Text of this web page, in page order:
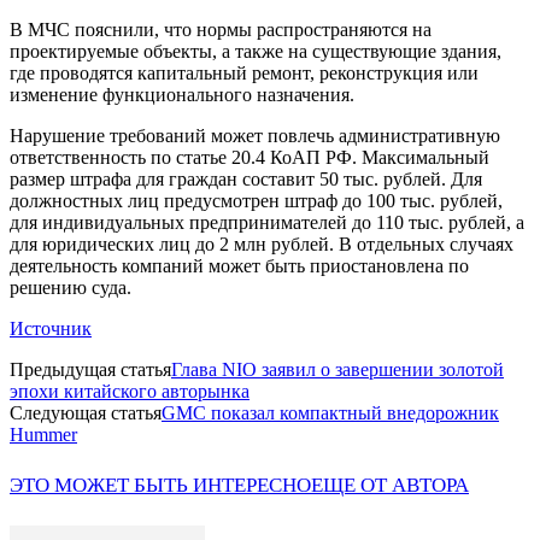
В МЧС пояснили, что нормы распространяются на
проектируемые объекты, а также на существующие здания,
где проводятся капитальный ремонт, реконструкция или
изменение функционального назначения.
Нарушение требований может повлечь административную
ответственность по статье 20.4 КоАП РФ. Максимальный
размер штрафа для граждан составит 50 тыс. рублей. Для
должностных лиц предусмотрен штраф до 100 тыс. рублей,
для индивидуальных предпринимателей до 110 тыс. рублей, а
для юридических лиц до 2 млн рублей. В отдельных случаях
деятельность компаний может быть приостановлена по
решению суда.
Источник
Предыдущая статьяГлава NIO заявил о завершении золотой
эпохи китайского авторынка
Следующая статьяGMC показал компактный внедорожник
Hummer
ЭТО МОЖЕТ БЫТЬ ИНТЕРЕСНОЕЩЕ ОТ АВТОРА